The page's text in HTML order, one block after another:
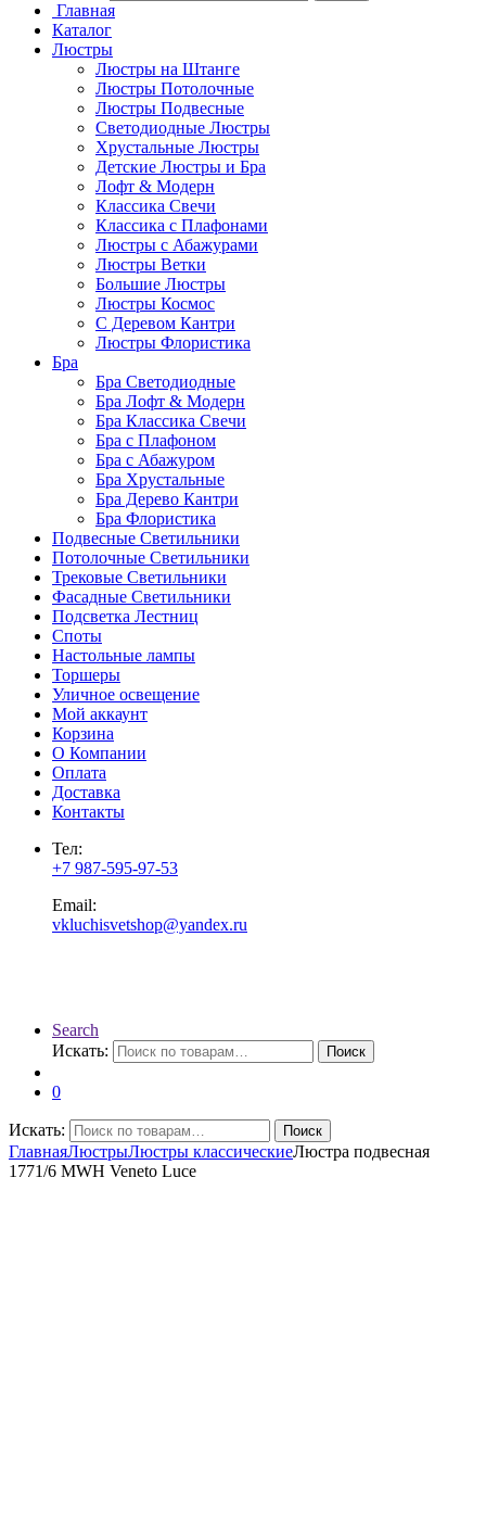
Главная
Каталог
Люстры
Люстры на Штанге
Люстры Потолочные
Люстры Подвесные
Светодиодные Люстры
Хрустальные Люстры
Детские Люстры и Бра
Лофт & Модерн
Классика Свечи
Классика с Плафонами
Люстры с Абажурами
Люстры Ветки
Большие Люстры
Люстры Космос
С Деревом Кантри
Люстры Флористика
Бра
Бра Светодиодные
Бра Лофт & Модерн
Бра Классика Свечи
Бра с Плафоном
Бра с Абажуром
Бра Хрустальные
Бра Дерево Кантри
Бра Флористика
Подвесные Светильники
Потолочные Светильники
Трековые Светильники
Фасадные Светильники
Подсветка Лестниц
Споты
Настольные лампы
Торшеры
Уличное освещение
Мой аккаунт
Корзина
О Компании
Оплата
Доставка
Контакты
Тел:
+7 987-595-97-53
Email:
vkluchisvetshop@yandex.ru
Search
Искать:
Поиск
0
Искать: Поиск
ГлавнаяЛюстрыЛюстры классическиеЛюстра подвесная
1771/6 MWH Veneto Luce